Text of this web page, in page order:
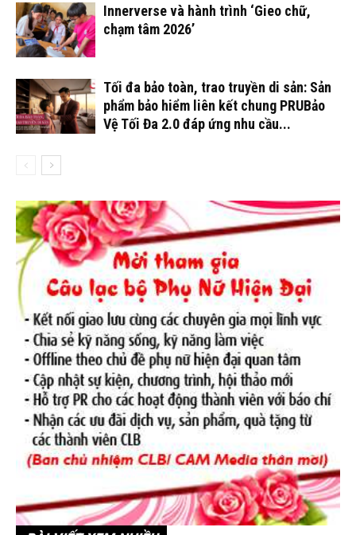
Innerverse và hành trình ‘Gieo chữ,
chạm tâm 2026’
Tối đa bảo toàn, trao truyền di sản: Sản
phẩm bảo hiểm liên kết chung PRUBảo
Vệ Tối Đa 2.0 đáp ứng nhu cầu...